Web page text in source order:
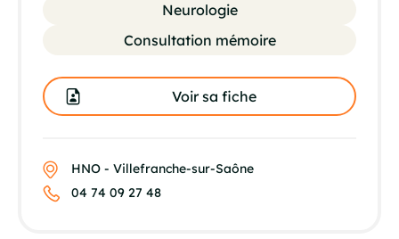
Neurologie
Consultation mémoire
Voir sa fiche
HNO - Villefranche-sur-Saône
04 74 09 27 48